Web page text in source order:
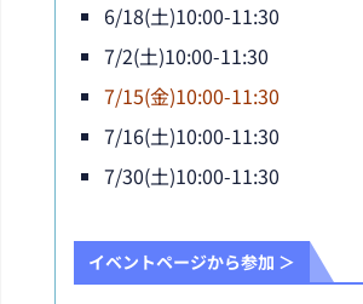
6/18(土)10:00-11:30
7/2(土)10:00-11:30
7/15(金)10:00-11:30
7/16(土)10:00-11:30
7/30(土)10:00-11:30
イベントページから参加 ＞